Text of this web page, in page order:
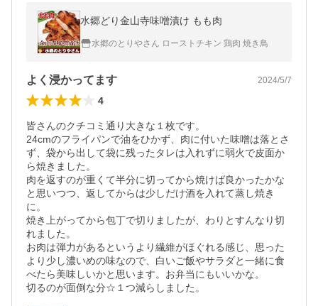
水郷どり金山寺味噌漬け もも肉
水郷のとりやさん ローストチキン 鶏肉 焼き鳥
よく浸かってます 2024/5/7
4
皆さんのクチコミ通り大きな１枚です。
24cmのフライパンで油をひかず、肉に付いた味噌は落とさ
ず、袋から出して袋に残ったタレは入れずに弱火で皮面か
ら焼きました。
肉を返すのが重くて半分に切ってから焼けば良かったかな
と思いつつ、返してからは少しだけ酒を入れて蒸し焼き
に。
焼き上がってから包丁で切りましたが、わりとすんなり切
れました。
お肉は弾力があるというより繊維がほぐれる感じ、思った
より少し濃いめの味なので、白いご飯やサラダと一緒に食
べたら美味しいかと思います。お弁当にもいいかな。
切るのが面倒な分☆１つ減らしました。